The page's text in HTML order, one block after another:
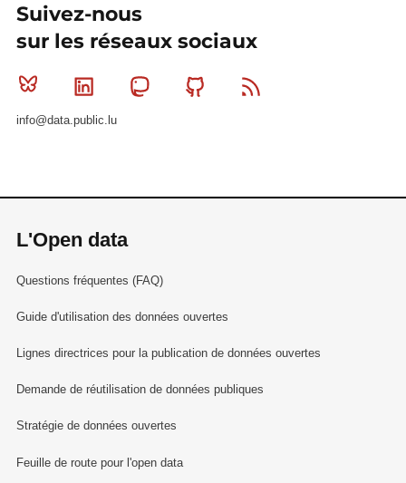
Suivez-nous
sur les réseaux sociaux
Bluesky Linkedin MastodonGithub
info@data.public.lu
L'Open data
Questions fréquentes (FAQ)
Guide d'utilisation des données ouvertes
Lignes directrices pour la publication de données ouvertes
Demande de réutilisation de données publiques
Stratégie de données ouvertes
Feuille de route pour l'open data